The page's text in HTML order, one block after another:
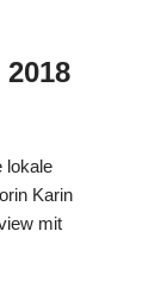
lokale
Karin
mit